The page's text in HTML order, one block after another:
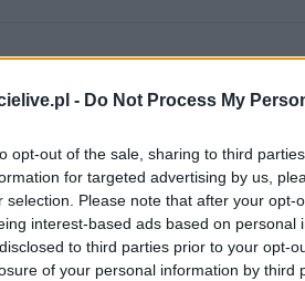
- Do Not Process My
opt-out of the sale, sharing to third
for targeted advertising by us,
selection. Please note that after your opt-
interest-based ads based on personal
to third parties prior to your opt-
of your personal information by third